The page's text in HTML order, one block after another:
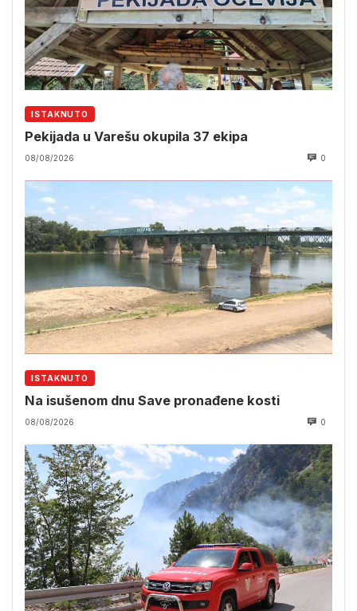
ISTAKNUTO
Pekijada u Varešu okupila 37 ekipa
08/08/2026 0
ISTAKNUTO
Na isušenom dnu Save pronađene kosti
08/08/2026 0